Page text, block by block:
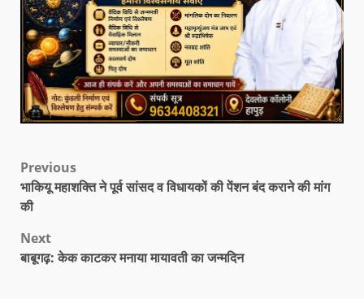
Previous
भाकियू महाशक्ति ने पूर्व सांसद व विधायकों की पेंशन बंद कराने की मांग
की
Next
बाबूगढ़: केक काटकर मनाया मायावती का जन्मदिन